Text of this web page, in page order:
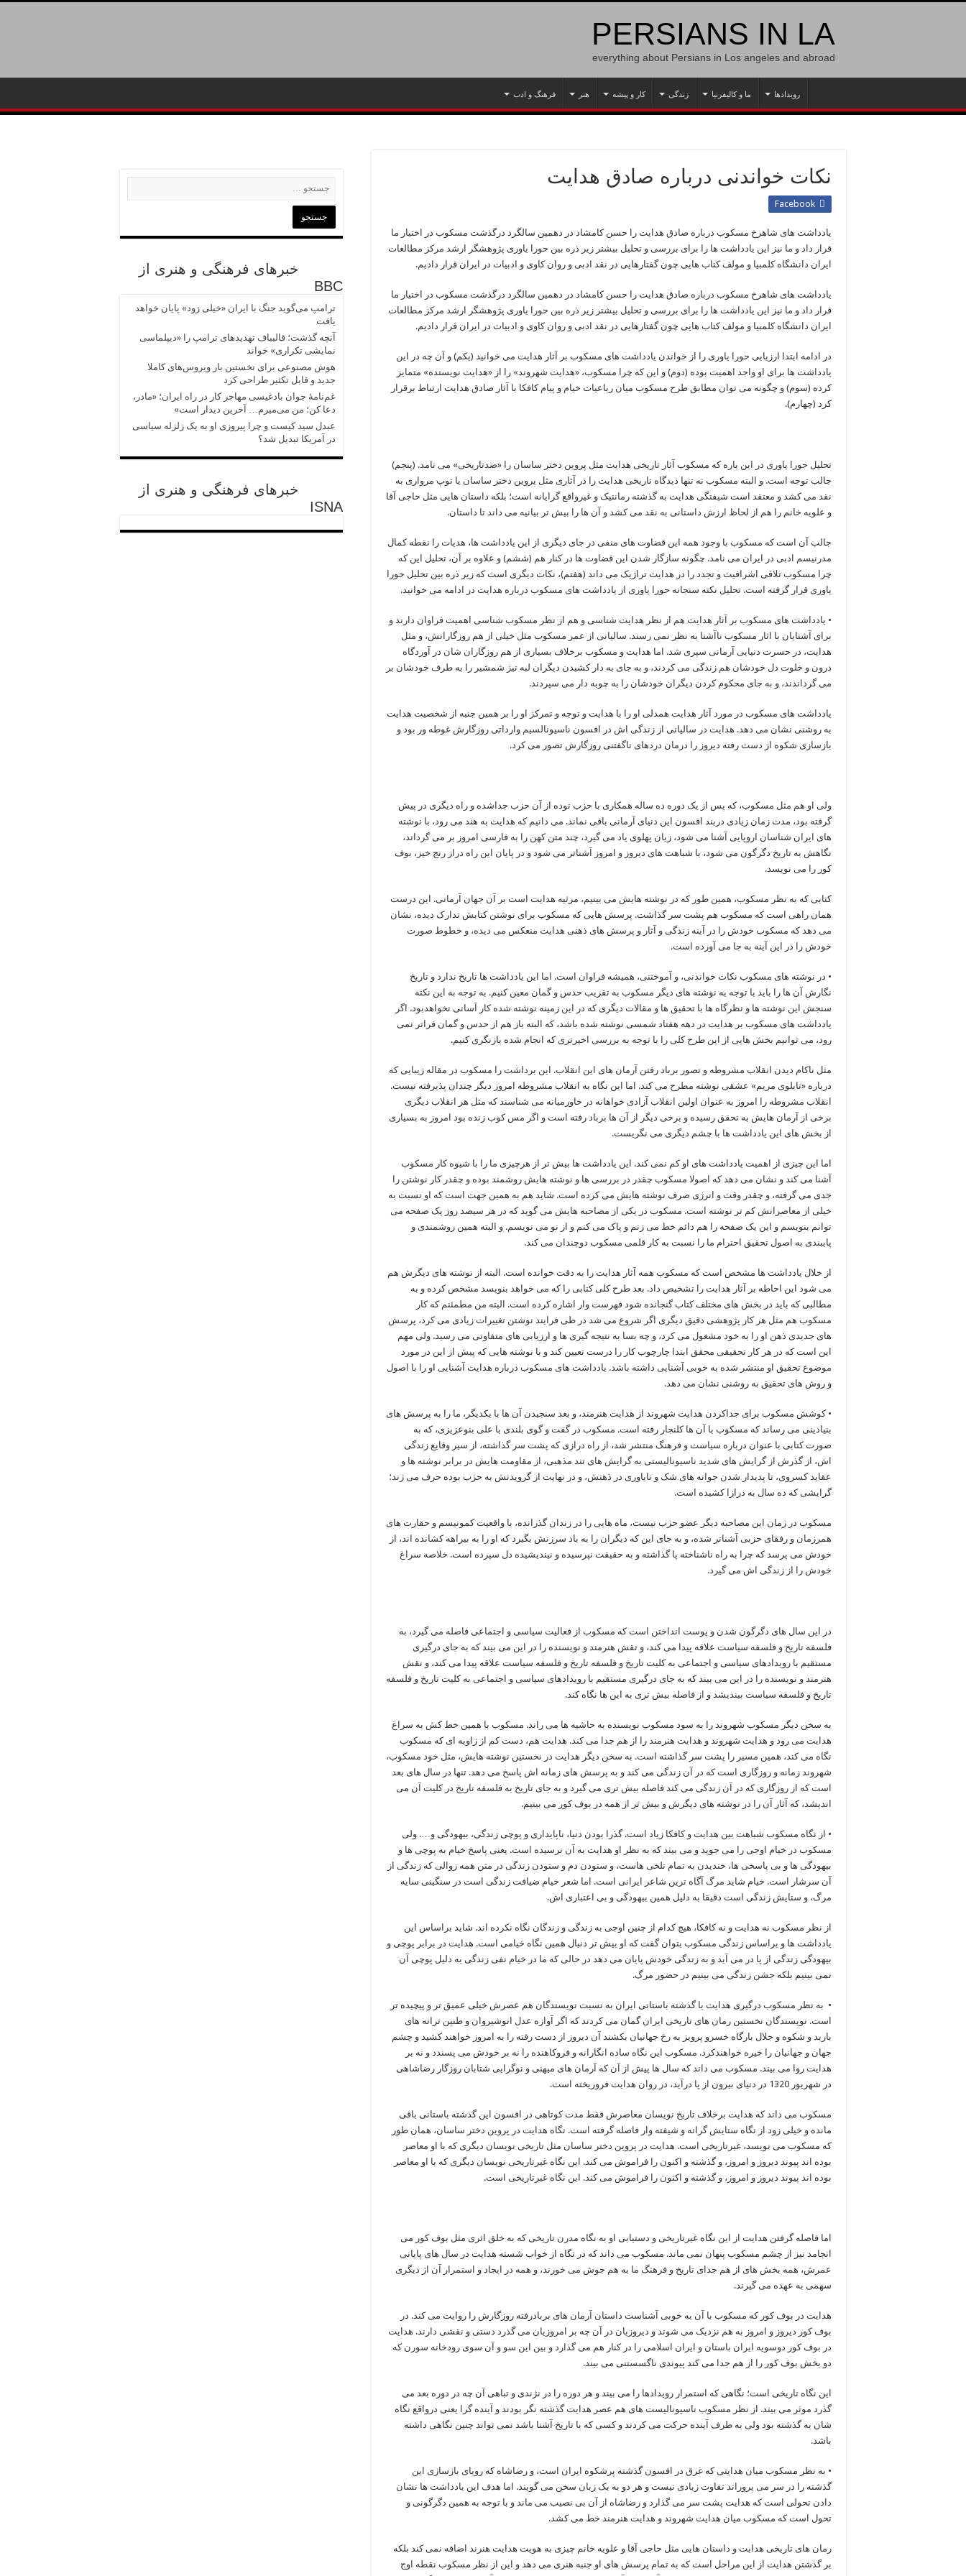
PERSIANS IN LA
everything about Persians in Los angeles and abroad
رویدادها ما و کالیفرنیا زندگی کار و پیشه هنر فرهنگ و ادب
نکات خواندنی درباره صادق هدایت
Facebook
یادداشت های شاهرخ مسکوب درباره صادق هدایت را حسن کامشاد در دهمین سالگرد درگذشت مسکوب در اختیار ما
قرار داد و ما نیز این یادداشت ها را برای بررسی و تحلیل بیشتر زیر ذره بین حورا یاوری پژوهشگر ارشد مرکز مطالعات
ایران دانشگاه کلمبیا و مولف کتاب هایی چون گفتارهایی در نقد ادبی و روان کاوی و ادبیات در ایران قرار دادیم.
یادداشت های شاهرخ مسکوب درباره صادق هدایت را حسن کامشاد در دهمین سالگرد درگذشت مسکوب در اختیار ما
قرار داد و ما نیز این یادداشت ها را برای بررسی و تحلیل بیشتر زیر ذره بین حورا یاوری پژوهشگر ارشد مرکز مطالعات
ایران دانشگاه کلمبیا و مولف کتاب هایی چون گفتارهایی در نقد ادبی و روان کاوی و ادبیات در ایران قرار دادیم.
در ادامه ابتدا ارزیابی حورا یاوری را از خواندن یادداشت های مسکوب بر آثار هدایت می خوانید (یکم) و آن چه در این
یادداشت ها برای او واجد اهمیت بوده (دوم) و این که چرا مسکوب، «هدایت شهروند» را از «هدایت نویسنده» متمایز
کرده (سوم) و چگونه می توان مطابق طرح مسکوب میان رباعیات خیام و پیام کافکا با آثار صادق هدایت ارتباط برقرار
کرد (چهارم).
تحلیل حورا یاوری در این باره که مسکوب آثار تاریخی هدایت مثل پروین دختر ساسان را «ضدتاریخی» می نامد. (پنجم)
جالب توجه است. و البته مسکوب نه تنها دیدگاه تاریخی هدایت را در آثاری مثل پروین دختر ساسان یا توپ مرواری به
نقد می کشد و معتقد است شیفتگی هدایت به گذشته رمانتیک و غیرواقع گرایانه است؛ بلکه داستان هایی مثل حاجی آقا
و علویه خانم را هم از لحاظ ارزش داستانی به نقد می کشد و آن ها را بیش تر بیانیه می داند تا داستان.
جالب آن است که مسکوب با وجود همه این قضاوت های منفی در جای دیگری از این یادداشت ها، هدیات را نقطه کمال
مدرنیسم ادبی در ایران می نامد. چگونه سازگار شدن این قضاوت ها در کنار هم (ششم) و علاوه بر آن، تحلیل این که
چرا مسکوب تلافی اشرافیت و تجدد را در هدایت تراژیک می داند (هفتم)، نکات دیگری است که زیر ذره بین تحلیل حورا
یاوری قرار گرفته است. تحلیل نکته سنجانه حورا یاوری از یادداشت های مسکوب درباره هدایت در ادامه می خوانید.
• یادداشت های مسکوب بر آثار هدایت هم از نظر هدایت شناسی و هم از نظر مسکوب شناسی اهمیت فراوان دارند و
برای آشنایان با اثار مسکوب ناآشنا به نظر نمی رسند. سالیانی از عمر مسکوب مثل خیلی از هم روزگارانش، و مثل
هدایت، در حسرت دنیایی آرمانی سپری شد. اما هدایت و مسکوب برخلاف بسیاری از هم روزگاران شان در آوردگاه
درون و خلوت دل خودشان هم زندگی می کردند، و به جای به دار کشیدن دیگران لبه تیز شمشیر را به طرف خودشان بر
می گرداندند، و به جای محکوم کردن دیگران خودشان را به چوبه دار می سپردند.
یادداشت های مسکوب در مورد آثار هدایت همدلی او را با هدایت و توجه و تمرکز او را بر همین جنبه از شخصیت هدایت
به روشنی نشان می دهد. هدایت در سالیانی از زندگی اش در افسون ناسیونالسیم وارداتی روزگارش غوطه ور بود و
بازسازی شکوه از دست رفته دیروز را درمان دردهای ناگفتنی روزگارش تصور می کرد.
ولی او هم مثل مسکوب، که پس از یک دوره ده ساله همکاری با حزب توده از آن حزب جداشده و راه دیگری در پیش
گرفته بود، مدت زمان زیادی دربند افسون این دنیای آرمانی باقی نماند. می دانیم که هدایت به هند می رود، با نوشته
های ایران شناسان اروپایی آشنا می شود، زبان پهلوی یاد می گیرد، چند متن کهن را به فارسی امروز بر می گرداند،
نگاهش به تاریخ دگرگون می شود، با شباهت های دیروز و امروز آشناتر می شود و در پایان این راه دراز رنج خیز، بوف
کور را می نویسد.
کتابی که به نظر مسکوب، همین طور که در نوشته هایش می بینیم، مرثیه هدایت است بر آن جهان آرمانی. این درست
همان راهی است که مسکوب هم پشت سر گذاشت. پرسش هایی که مسکوب برای نوشتن کتابش تدارک دیده، نشان
می دهد که مسکوب خودش را در آینه زندگی و آثار و پرسش های ذهنی هدایت منعکس می دیده، و خطوط صورت
خودش را در این آینه به جا می آورده است.
• در نوشته های مسکوب نکات خواندنی، و آموختنی، همیشه فراوان است. اما این یادداشت ها تاریخ ندارد و تاریخ
نگارش آن ها را باید با توجه به نوشته های دیگر مسکوب به تقریب حدس و گمان معین کنیم. به توجه به این نکته
سنجش این نوشته ها و نظرگاه ها با تحقیق ها و مقالات دیگری که در این زمینه نوشته شده کار آسانی نخواهدبود. اگر
یادداشت های مسکوب بر هدایت در دهه هفتاد شمسی نوشته شده باشد، که البته باز هم از حدس و گمان فراتر نمی
رود، می توانیم بخش هایی از این طرح کلی را با توجه به بررسی اخیرتری که انجام شده بازنگری کنیم.
مثل ناکام دیدن انقلاب مشروطه و تصور برباد رفتن آرمان های این انقلاب. این برداشت را مسکوب در مقاله زیبایی که
درباره «تابلوی مریم» عشقی نوشته مطرح می کند. اما این نگاه به انقلاب مشروطه امروز دیگر چندان پذیرفته نیست.
انقلاب مشروطه را امروز به عنوان اولین انقلاب آزادی خواهانه در خاورمیانه می شناسند که مثل هر انقلاب دیگری
برخی از آرمان هایش به تحقق رسیده و برخی دیگر از آن ها برباد رفته است و اگر مس کوب زنده بود امروز به بسیاری
از بخش های این یادداشت ها با چشم دیگری می نگریست.
اما این چیزی از اهمیت یادداشت های او کم نمی کند. این یادداشت ها بیش تر از هرچیزی ما را با شیوه کار مسکوب
آشنا می کند و نشان می دهد که اصولا مسکوب چقدر در بررسی ها و نوشته هایش روشمند بوده و چقدر کار نوشتن را
جدی می گرفته، و چقدر وقت و انرژی صرف نوشته هایش می کرده است. شاید هم به همین جهت است که او نسبت به
خیلی از معاصرانش کم تر نوشته است. مسکوب در یکی از مصاحبه هایش می گوید که در هر سیصد روز یک صفحه می
توانم بنویسم و این یک صفحه را هم دائم خط می زنم و پاک می کنم و از نو می نویسم. و البته همین روشمندی و
پایبندی به اصول تحقیق احترام ما را نسبت به کار قلمی مسکوب دوچندان می کند.
از خلال یادداشت ها مشخص است که مسکوب همه آثار هدایت را به دقت خوانده است. البته از نوشته های دیگرش هم
می شود این احاطه بر آثار هدایت را تشخیص داد. بعد طرح کلی کتابی را که می خواهد بنویسد مشخص کرده و به
مطالبی که باید در بخش های مختلف کتاب گنجانده شود فهرست وار اشاره کرده است. البته من مطمئنم که کار
مسکوب هم مثل هر کار پژوهشی دقیق دیگری اگر شروع می شد در طی فرایند نوشتن تغییرات زیادی می کرد، پرسش
های جدیدی ذهن او را به خود مشغول می کرد، و چه بسا به نتیجه گیری ها و ارزیابی های متفاوتی می رسید. ولی مهم
این است که در هر کار تحقیقی محقق ابتدا چارچوب کار را درست تعیین کند و با نوشته هایی که پیش از این در مورد
موضوع تحقیق او منتشر شده به خوبی آشنایی داشته باشد. یادداشت های مسکوب درباره هدایت آشنایی او را با اصول
و روش های تحقیق به روشنی نشان می دهد.
• کوشش مسکوب برای جداکردن هدایت شهروند از هدایت هنرمند، و بعد سنجیدن آن ها با یکدیگر، ما را به پرسش های
بنیادینی می رساند که مسکوب با آن ها کلنجار رفته است. مسکوب در گفت و گوی بلندی با علی بنوعزیزی، که به
صورت کتابی با عنوان درباره سیاست و فرهنگ منتشر شد، از راه درازی که پشت سر گذاشته، از سیر وقایع زندگی
اش، از گذرش از گرایش های شدید ناسیونالیستی به گرایش های تند مذهبی، از مقاومت هایش در برابر نوشته ها و
عقاید کسروی، تا پدیدار شدن جوانه های شک و ناباوری در ذهنش، و در نهایت از گرویدنش به حزب بوده حرف می زند؛
گرایشی که ده سال به درازا کشیده است.
مسکوب در زمان این مصاحبه دیگر عضو حزب نیست، ماه هایی را در زندان گذرانده، با واقعیت کمونیسم و حقارت های
همرزمان و رفقای حزبی آشناتر شده، و به جای این که دیگران را به باد سرزنش بگیرد که او را به بیراهه کشانده اند، از
خودش می پرسد که چرا به راه ناشناخته پا گذاشته و به حقیقت نپرسیده و نیندیشیده دل سپرده است. خلاصه سراغ
خودش را از زندگی اش می گیرد.
در این سال های دگرگون شدن و پوست انداختن است که مسکوب از فعالیت سیاسی و اجتماعی فاصله می گیرد، به
فلسفه ناریخ و فلسفه سیاست علاقه پیدا می کند، و نقش هنرمند و نویسنده را در این می بیند که به جای درگیری
مستقیم با رویدادهای سیاسی و اجتماعی به کلیت تاریخ و فلسفه تاریخ و فلسفه سیاست علاقه پیدا می کند، و نقش
هنرمند و نویسنده را در این می بیند که به جای درگیری مستقیم با رویدادهای سیاسی و اجتماعی به کلیت تاریخ و فلسفه
تاریخ و فلسفه سیاست بیندیشد و از فاصله بیش تری به این ها نگاه کند.
به سخن دیگر مسکوب شهروند را به سود مسکوب نویسنده به حاشیه ها می راند. مسکوب با همین خط کش به سراغ
هدایت می رود و هدایت شهروند و هدایت هنرمند را از هم جدا می کند. هدایت هم، دست کم از زاویه ای که مسکوب
نگاه می کند، همین مسیر را پشت سر گذاشته است. به سخن دیگر هدایت در نخستین نوشته هایش، مثل خود مسکوب،
شهروند زمانه و روزگاری است که در آن زندگی می کند و به پرسش های زمانه اش پاسخ می دهد. تنها در سال های بعد
است که از روزگاری که در آن زندگی می کند فاصله بیش تری می گیرد و به جای تاریخ به فلسفه تاریخ در کلیت آن می
اندیشد، که آثار آن را در نوشته های دیگرش و بیش تر از همه در بوف کور می بینیم.
• از نگاه مسکوب شباهت بین هدایت و کافکا زیاد است. گذرا بودن دنیا، ناپایداری و پوچی زندگی، بیهودگی و…. ولی
مسکوب در خیام اوجی را می جوید و می بیند که به نظر او هدایت به آن نرسیده است. یعنی پاسخ خیام به پوچی ها و
بیهودگی ها و بی پاسخی ها، خندیدن به تمام تلخی هاست، و ستودن دم و ستودن زندگی در متن همه زوالی که زندگی از
آن سرشار است. خیام شاید مرگ آگاه ترین شاعر ایرانی است. اما شعر خیام ضیافت زندگی است در سنگینی سایه
مرگ، و ستایش زندگی است دقیقا به دلیل همین بیهودگی و بی اعتباری اش.
از نظر مسکوب نه هدایت و نه کافکا، هیچ کدام از چنین اوجی به زندگی و زندگان نگاه نکرده اند. شاید براساس این
یادداشت ها و براساس زندگی مسکوب بتوان گفت که او بیش تر دنبال همین نگاه خیامی است. هدایت در برابر پوچی و
بیهودگی زندگی از پا در می آید و به زندگی خودش پایان می دهد در حالی که ما در خیام نفی زندگی به دلیل پوچی آن
نمی بینیم بلکه جشن زندگی می بینیم در حضور مرگ.
• به نظر مسکوب درگیری هدایت با گذشته باستانی ایران به نسبت نویسندگان هم عصرش خیلی عمیق تر و پیچیده تر
است. نویسندگان نخستین رمان های تاریخی ایران گمان می کردند که اگر آوازه عدل انوشیروان و طنین ترانه های
باربد و شکوه و جلال بارگاه خسرو پرویز به رخ جهانیان بکشند آن دیروز از دست رفته را به امروز خواهند کشید و چشم
جهان و جهانیان را خیره خواهندکرد. مسکوب این نگاه ساده انگارانه و فروکاهنده را نه بر خودش می پسندد و نه بر
هدایت روا می بیند. مسکوب می داند که سال ها پیش از آن که آرمان های میهنی و نوگرایی شتابان روزگار رضاشاهی
در شهریور 1320 در دنیای بیرون از پا درآید، در روان هدایت فروریخته است.
مسکوب می داند که هدایت برخلاف تاریخ نویسان معاصرش فقط مدت کوتاهی در افسون این گذشته باستانی باقی
مانده و خیلی زود از نگاه ستایش گرانه و شیفته وار فاصله گرفته است. نگاه هدایت در پروین دختر ساسان، همان طور
که مسکوب می نویسد، غیرتاریخی است. هدایت در پروین دختر ساسان مثل تاریخی نویسان دیگری که با او معاصر
بوده اند پیوند دیروز و امروز، و گذشته و اکنون را فراموش می کند. این نگاه غیرتاریخی نویسان دیگری که با او معاصر
بوده اند پیوند دیروز و امروز، و گذشته و اکنون را فراموش می کند. این نگاه غیرتاریخی است.
اما فاصله گرفتن هدایت از این نگاه غیرتاریخی و دستیابی او به نگاه مدرن تاریخی که به خلق اثری مثل بوف کور می
انجامد نیز از چشم مسکوب پنهان نمی ماند. مسکوب می داند که در نگاه از خواب شسته هدایت در سال های پایانی
عمرش، همه بخش های از هم جدای تاریخ و فرهنگ ما به هم جوش می خورند، و همه در ایجاد و استمرار آن از دیگری
سهمی به عهده می گیرند.
هدایت در بوف کور که مسکوب با آن به خوبی آشناست داستان آرمان های بربادرفته روزگارش را روایت می کند. در
بوف کور دیروز و امروز به هم نزدیک می شوند و دیروزیان در آن چه بر امروزیان می گذرد دستی و نقشی دارند. هدایت
در بوف کور دوسویه ایران باستان و ایران اسلامی را در کنار هم می گذارد و بین این سو و آن سوی رودخانه سورن که
دو بخش بوف کور را از هم جدا می کند پیوندی ناگسستنی می بیند.
این نگاه تاریخی است؛ نگاهی که استمرار رویدادها را می بیند و هر دوره را در نژندی و تباهی آن چه در دوره بعد می
گذرد موثر می بیند. از نظر مسکوب ناسیونالیست های هم عصر هدایت گذشته نگر بودند و آینده گرا یعنی درواقع نگاه
شان به گذشته بود ولی به طرف آینده حرکت می کردند و کسی که با تاریخ آشنا باشد نمی تواند چنین نگاهی داشته
باشد.
• به نظر مسکوب میان هدایتی که غرق در افسون گذشته پرشکوه ایران است، و رضاشاه که رویای بازسازی این
گذشته را در سر می پروراند تفاوت زیادی نیست و هر دو به یک زبان سخن می گویند. اما هدف این یادداشت ها نشان
دادن تحولی است که هدایت پشت سر می گذارد و رضاشاه از آن بی نصیب می ماند و با توجه به همین دگرگونی و
تحول است که مسکوب میان هدایت شهروند و هدایت هنرمند خط می کشد.
رمان های تاریخی هدایت و داستان هایی مثل حاجی آقا و علویه خانم چیزی به هویت هدایت هنرند اضافه نمی کند بلکه
بر گذشتن هدایت از این مراحل است که به تمام پرسش های او جنبه هنری می دهد و این از نظر مسکوب نقطه اوج
خبرهای فرهنگی و هنری از
BBC
ترامپ می‌گوید جنگ با ایران «خیلی زود» پایان خواهد
یافت
آنچه گذشت؛ قالیباف تهدیدهای ترامپ را «دیپلماسی
نمایشی تکراری» خواند
هوش مصنوعی برای نخستین بار ویروس‌های کاملا
جدید و قابل تکثیر طراحی کرد
غم‌نامهٔ جوان بادغیسی مهاجر کار در راه ایران؛ «مادر،
دعا کن؛ من می‌میرم… آخرین دیدار است»
عبدل سید کیست و چرا پیروزی‌ او به یک زلزله سیاسی
در آمریکا تبدیل شد؟
خبرهای فرهنگی و هنری از
ISNA